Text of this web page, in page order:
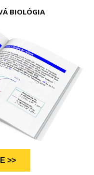
BIOLÓGIA
>>